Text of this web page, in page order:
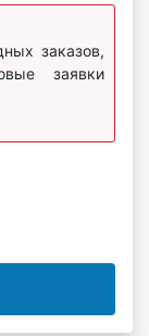
заказов,
заявки